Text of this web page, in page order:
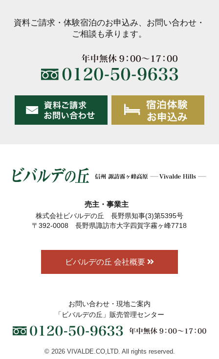
資料ご請求・体験宿泊のお申込み、お問い合わせ・
ご相談も承ります。
売主・事業主
株式会社ビバルデの丘 長野県知事(3)第5395号
〒392-0008 長野県諏訪市大字四賀字霧ヶ峰7718
ビバルデの丘 会社概要
お問い合わせ・現地ご案内
「ビバルデの丘」販売管理センター
© 2026 VIVALDE.CO,LTD. All rights reserved.